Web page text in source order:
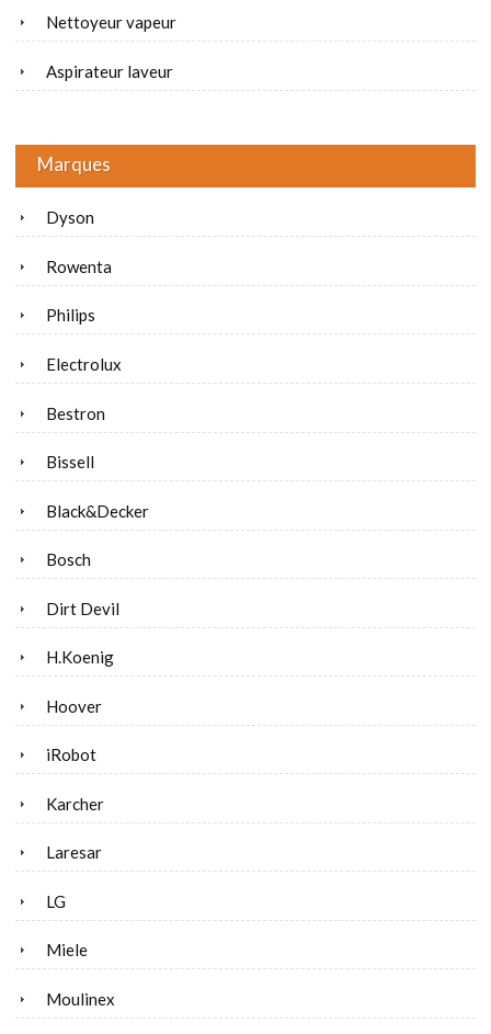
Nettoyeur vapeur
Aspirateur laveur
Marques
Dyson
Rowenta
Philips
Electrolux
Bestron
Bissell
Black&Decker
Bosch
Dirt Devil
H.Koenig
Hoover
iRobot
Karcher
Laresar
LG
Miele
Moulinex